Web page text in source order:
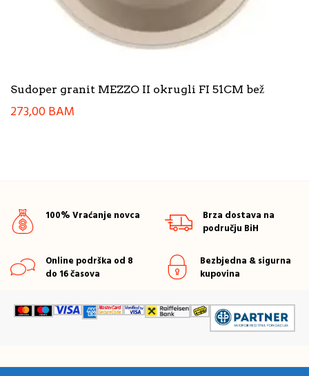
Sudoper granit MEZZO II okrugli FI 51CM bež
273,00BAM
100% Vraćanje novca
Brza dostava na
području BiH
Online podrška od 8
do 16 časova
Bezbjedna & sigurna
kupovina